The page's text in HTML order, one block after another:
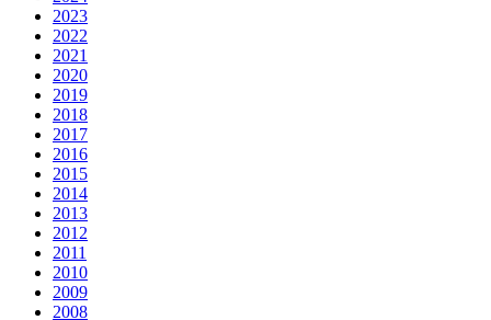
2023
2022
2021
2020
2019
2018
2017
2016
2015
2014
2013
2012
2011
2010
2009
2008